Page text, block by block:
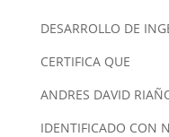
DESARROLLO DE
CERTIFICA QUE
ANDRES DAVID
IDENTIFICADO CON